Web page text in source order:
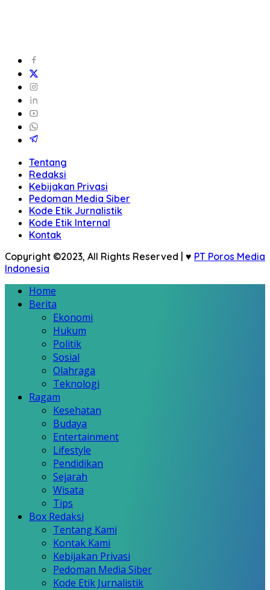
Tentang
Redaksi
Kebijakan Privasi
Pedoman Media Siber
Kode Etik Jurnalistik
Kode Etik Internal
Kontak
Copyright ©2023, All Rights Reserved | ♥ PT Poros Media
Indonesia
Home
Berita
Ekonomi
Hukum
Politik
Sosial
Olahraga
Teknologi
Ragam
Kesehatan
Budaya
Entertainment
Lifestyle
Pendidikan
Sejarah
Wisata
Tips
Box Redaksi
Tentang Kami
Kontak Kami
Kebijakan Privasi
Pedoman Media Siber
Kode Etik Jurnalistik